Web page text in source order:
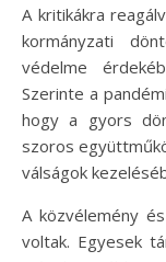
A kritikákra
kormányzati
védelme
Szerinte a
hogy a gyors
szoros
válságok
A közvélemény
voltak. Egyesek